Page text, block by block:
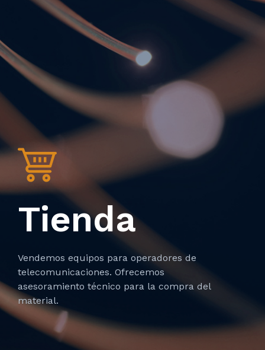
Tienda
Vendemos equipos para operadores de
telecomunicaciones. Ofrecemos
asesoramiento técnico para la compra del
material.